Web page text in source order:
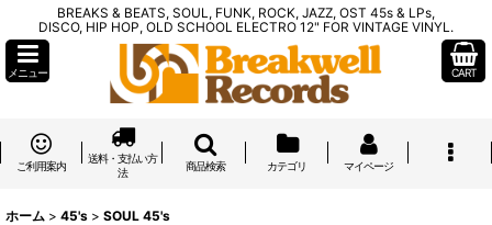
BREAKS & BEATS, SOUL, FUNK, ROCK, JAZZ, OST 45s & LPs,
DISCO, HIP HOP, OLD SCHOOL ELECTRO 12" FOR VINTAGE VINYL.
メニュー CART
ご利用案内
送料・支払い方
法
商品検索 カテゴリ マイページ
ホーム > 45's > SOUL 45's